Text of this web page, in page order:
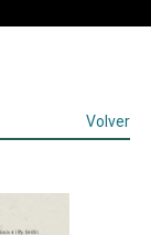
Volver